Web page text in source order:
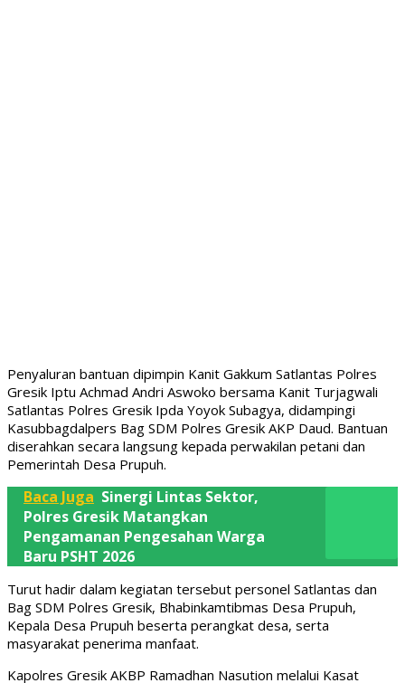
Penyaluran bantuan dipimpin Kanit Gakkum Satlantas Polres
Gresik Iptu Achmad Andri Aswoko bersama Kanit Turjagwali
Satlantas Polres Gresik Ipda Yoyok Subagya, didampingi
Kasubbagdalpers Bag SDM Polres Gresik AKP Daud. Bantuan
diserahkan secara langsung kepada perwakilan petani dan
Pemerintah Desa Prupuh.
Baca Juga Sinergi Lintas Sektor,
Polres Gresik Matangkan
Pengamanan Pengesahan Warga
Baru PSHT 2026
Turut hadir dalam kegiatan tersebut personel Satlantas dan
Bag SDM Polres Gresik, Bhabinkamtibmas Desa Prupuh,
Kepala Desa Prupuh beserta perangkat desa, serta
masyarakat penerima manfaat.
Kapolres Gresik AKBP Ramadhan Nasution melalui Kasat